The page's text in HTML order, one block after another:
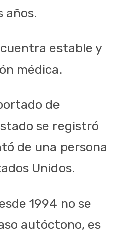
años.
estable y
médica.
de
se registró
de una persona
Unidos.
1994 no se
autóctono, es